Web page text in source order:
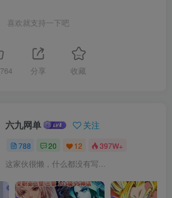
喜欢就支持一下吧
764 分享 收藏
六九网单 关注
788 20 12 397W+
这家伙很懒，什么都没有写...